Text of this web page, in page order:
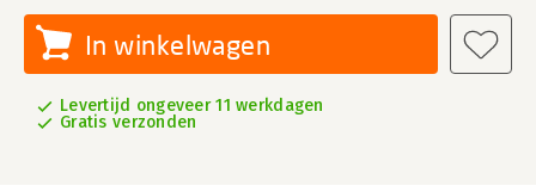
In winkelwagen
Levertijd ongeveer 11 werkdagen
Gratis verzonden